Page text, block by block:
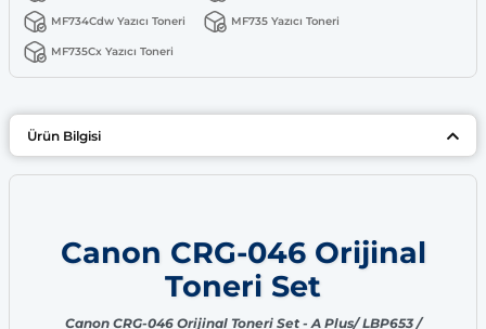
MF734Cdw Yazıcı Toneri MF735 Yazıcı Toneri
MF735Cx Yazıcı Toneri
Ürün Bilgisi
Canon CRG-046 Orijinal
Toneri Set
Canon CRG-046 Orijinal Toneri Set - A Plus/ LBP653 /